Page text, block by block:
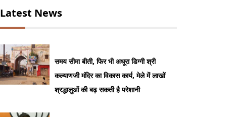
Latest News
समय सीमा बीती, फिर भी अधूरा डिग्गी श्री
कल्याणजी मंदिर का विकास कार्य, मेले में लाखों
श्रद्धालुओं की बढ़ सकती है परेशानी